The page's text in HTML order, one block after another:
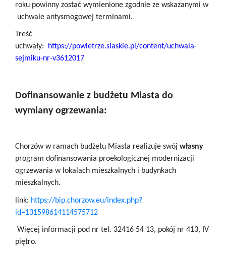
roku powinny zostać wymienione zgodnie ze wskazanymi w
uchwale antysmogowej terminami.
Treść
uchwały: https://powietrze.slaskie.pl/content/uchwala-
sejmiku-nr-v3612017
Dofinansowanie z budżetu Miasta do
wymiany ogrzewania:
Chorzów w ramach budżetu Miasta realizuje swój własny
program dofinansowania proekologicznej modernizacji
ogrzewania w lokalach mieszkalnych i budynkach
mieszkalnych.
link: https://bip.chorzow.eu/index.php?
id=131598614114575712
Więcej informacji pod nr tel. 32416 54 13, pokój nr 413, IV
piętro.